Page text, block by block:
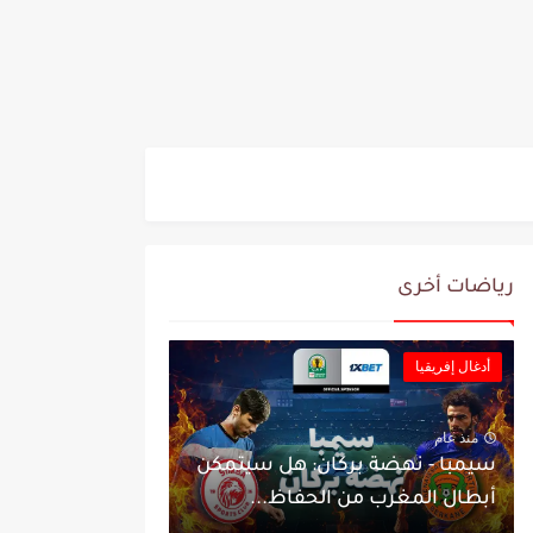
رياضات أخرى
أدغال إفريقيا
منذ عام
سيمبا - نهضة بركان: هل سيتمكن
أبطال المغرب من الحفاظ...